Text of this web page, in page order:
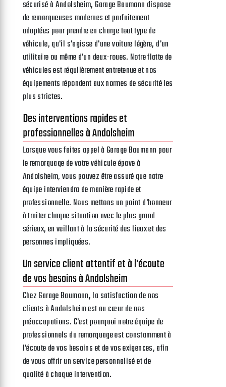
sécurisé à Andolsheim, Garage Baumann dispose
de remorqueuses modernes et parfaitement
adaptées pour prendre en charge tout type de
véhicule, qu'il s'agisse d'une voiture légère, d'un
utilitaire ou même d'un deux-roues. Notre flotte de
véhicules est régulièrement entretenue et nos
équipements répondent aux normes de sécurité les
plus strictes.
Des interventions rapides et
professionnelles à Andolsheim
Lorsque vous faites appel à Garage Baumann pour
le remorquage de votre véhicule épave à
Andolsheim, vous pouvez être assuré que notre
équipe interviendra de manière rapide et
professionnelle. Nous mettons un point d'honneur
à traiter chaque situation avec le plus grand
sérieux, en veillant à la sécurité des lieux et des
personnes impliquées.
Un service client attentif et à l'écoute
de vos besoins à Andolsheim
Chez Garage Baumann, la satisfaction de nos
clients à Andolsheim est au cœur de nos
préoccupations. C'est pourquoi notre équipe de
professionnels du remorquage est constamment à
l'écoute de vos besoins et de vos exigences, afin
de vous offrir un service personnalisé et de
qualité à chaque intervention.